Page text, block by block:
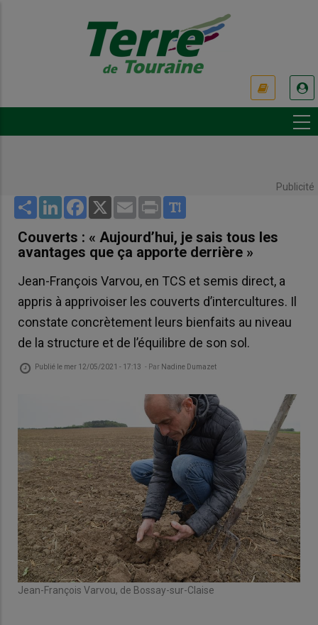
Publicité
Share LinkedInFacebook
X Email Print
Couverts : « Aujourd’hui, je sais tous les
avantages que ça apporte derrière »
Jean-François Varvou, en TCS et semis direct, a
appris à apprivoiser les couverts d’intercultures. Il
constate concrètement leurs bienfaits au niveau
de la structure et de l’équilibre de son sol.
Publié le mer 12/05/2021 - 17:13 - Par Nadine Dumazet
Jean-François Varvou, de Bossay-sur-Claise